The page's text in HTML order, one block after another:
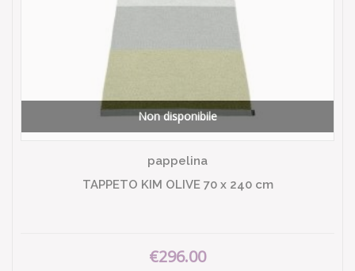
Non disponibile
pappelina
TAPPETO KIM OLIVE 70 x 240 cm
€296.00